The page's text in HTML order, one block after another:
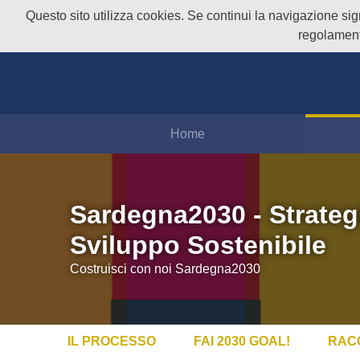
Questo sito utilizza cookies. Se continui la navigazione
Home
Sardegna2030 -
Sviluppo Sostenibile
Costruisci con noi Sardegna2030
IL PROCESSO FAI 2030 GOAL!